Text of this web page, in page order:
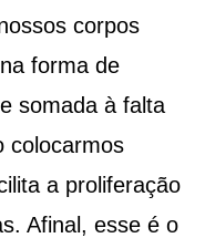
corpos
forma de
somada à falta
colocarmos
a proliferação
Afinal, esse é o